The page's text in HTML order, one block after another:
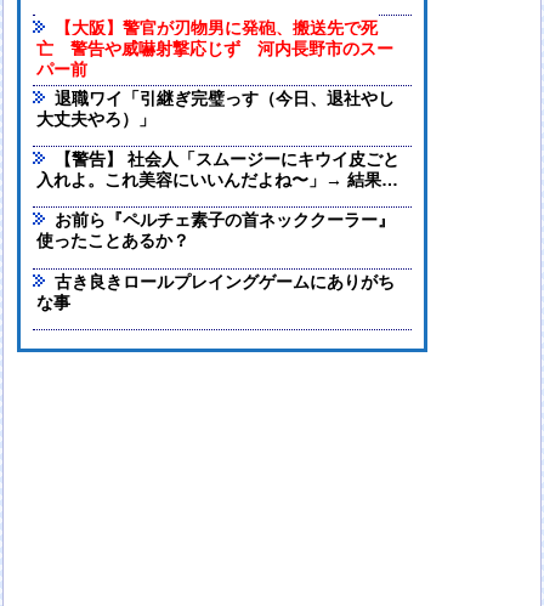
【大阪】警官が刃物男に発砲、搬送先で死
亡 警告や威嚇射撃応じず 河内長野市のスー
パー前
退職ワイ「引継ぎ完璧っす（今日、退社やし
大丈夫やろ）」
【警告】 社会人「スムージーにキウイ皮ごと
入れよ。これ美容にいいんだよね〜」→ 結果…
お前ら『ペルチェ素子の首ネッククーラー』
使ったことあるか？
古き良きロールプレイングゲームにありがち
な事